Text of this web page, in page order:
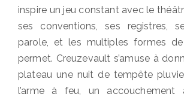
inspire un jeu constant avec le
ses conventions, ses registres,
parole, et les multiples formes de
permet. Creuzevault s’amuse à
plateau une nuit de tempête
l’arme à feu, un